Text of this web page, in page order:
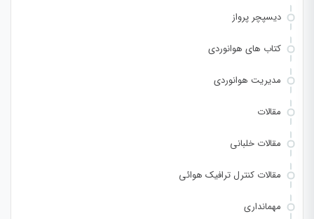
دیسپچر پرواز
کتاب های هوانوردی
مدیریت هوانوردی
مقالات
مقالات خلبانی
مقالات کنترل ترافیک هوائی
مهمانداری